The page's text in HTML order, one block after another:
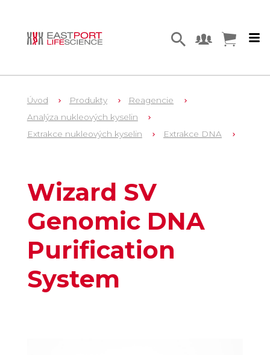
Úvod Produkty
Reagencie
Analýza nukleových kyselin
Extrakce nukleových kyselin
Extrakce DNA
Wizard SV
Genomic DNA
Purification
System